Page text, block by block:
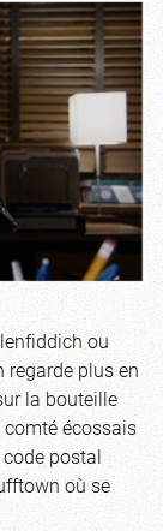
ou
regarde plus en
la bouteille
comté écossais
postal
où se